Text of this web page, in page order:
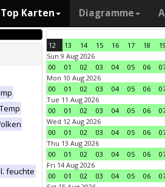
Top Karten Diagramme
feuchte
12 13 14 15 16 17 18 19
Sun 9 Aug 2026
00
01 02 03 04 05 06
Mon 10 Aug 2026
00
01 02 03 04 05 06
Tue 11 Aug 2026
00
01 02 03 04 05 06
Wed 12 Aug 2026
00
01 02 03 04 05 06
Thu 13 Aug 2026
00
01 02 03 04 05 06
Fri 14 Aug 2026
00
01 02 03 04 05 06